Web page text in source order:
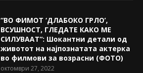
“ВО ФИМОТ ‘ДЛАБОКО ГРЛО’,
ВСУШНОСТ, ГЛЕДАТЕ КАКО МЕ
СИЛУВААТ“: Шокантни детали од
животот на најпознатата актерка
во филмови за возрасни (ФОТО)
октомври 27, 2022